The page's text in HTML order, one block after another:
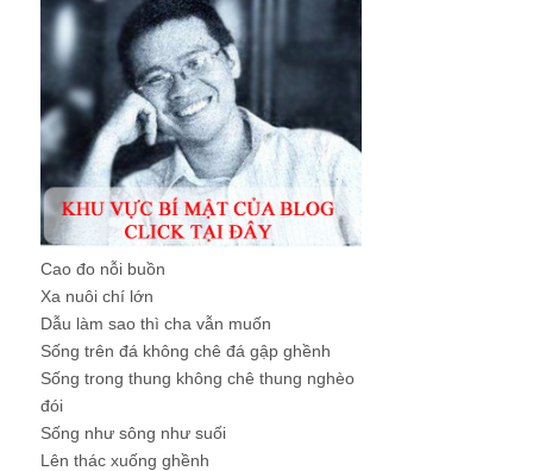
Cao đo nỗi buồn
Xa nuôi chí lớn
Dẫu làm sao thì cha vẫn muốn
Sống trên đá không chê đá gập ghềnh
Sống trong thung không chê thung nghèo
đói
Sống như sông như suối
Lên thác xuống ghềnh